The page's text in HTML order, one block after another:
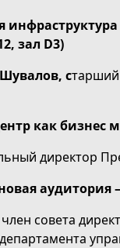
зал D3)
старший
как бизнес
директор
совета